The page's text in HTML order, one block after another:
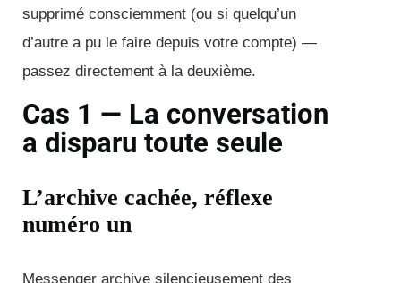
supprimé consciemment (ou si quelqu’un
d’autre a pu le faire depuis votre compte) —
passez directement à la deuxième.
Cas 1 — La conversation
a disparu toute seule
L’archive cachée, réflexe
numéro un
Messenger archive silencieusement des